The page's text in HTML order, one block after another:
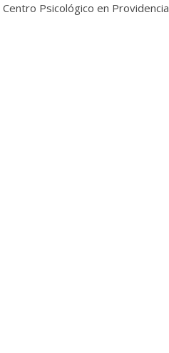
Centro Psicológico en Providencia